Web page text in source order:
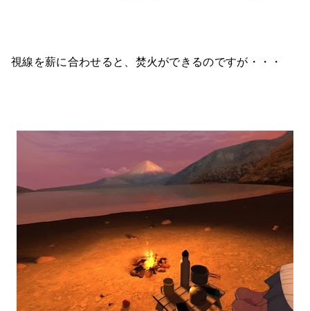
視線を薪に合わせると、焚火ができるのですが・・・